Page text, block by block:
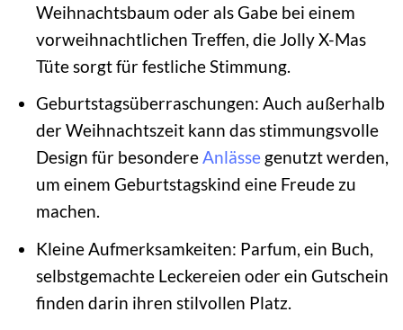
Weihnachtsbaum oder als Gabe bei einem
vorweihnachtlichen Treffen, die Jolly X-Mas
Tüte sorgt für festliche Stimmung.
Geburtstagsüberraschungen: Auch außerhalb
der Weihnachtszeit kann das stimmungsvolle
Design für besondereAnlässegenutzt werden,
um einem Geburtstagskind eine Freude zu
machen.
Kleine Aufmerksamkeiten: Parfum, ein Buch,
selbstgemachte Leckereien oder ein Gutschein
finden darin ihren stilvollen Platz.